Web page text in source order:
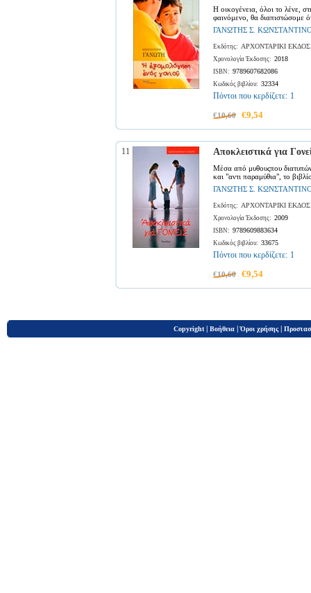
Η οικογένεια, όλοι το λένε,
φαινόμενο, θα διαπιστώσομε
ΓΑΝΩΤΗΣ Σ.
Εκδότης: ΑΡΧΟΝΤΑΡΙΚΙ
Χρονολογία Έκδοσης: 2018
ISBN: 9789607682086
Κωδικός βιβλίου: 32334
Πόντοι που κερδίζετε: 1
€10,60 €9,54
11 Αποκλειστικά για
Μέσα από μυθουςπου
και "αντι παραμύθια", το
ΓΑΝΩΤΗΣ Σ.
Εκδότης: ΑΡΧΟΝΤΑΡΙΚΙ
Χρονολογία Έκδοσης: 2009
ISBN: 9789609883634
Κωδικός βιβλίου: 33675
Πόντοι που κερδίζετε: 1
€10,60 €9,54
Copyright | Βοήθεια |Όροι χρήσης |